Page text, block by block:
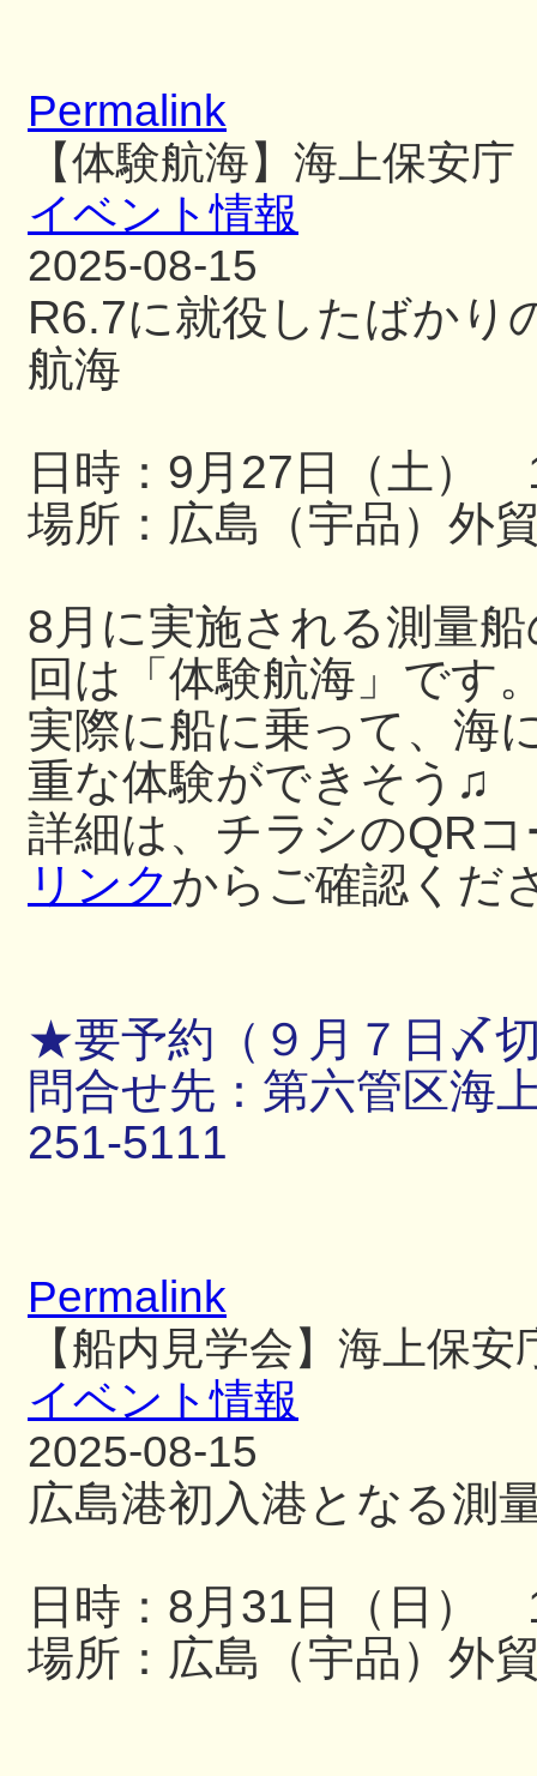
Permalink
【体験航海】海上保安
イベント情報
2025-08-15
R6.7に就役したばかり
航海
日時：9月27日（土）
場所：広島（宇品）外
8月に実施される測量
回は「体験航海」です
実際に船に乗って、海
重な体験ができそう♫
詳細は、チラシのQR
リンクからご確認くだ
★要予約（９月７日〆
問合せ先：第六管区海
251-5111
Permalink
【船内見学会】海上保
イベント情報
2025-08-15
広島港初入港となる測
日時：8月31日（日）
場所：広島（宇品）外